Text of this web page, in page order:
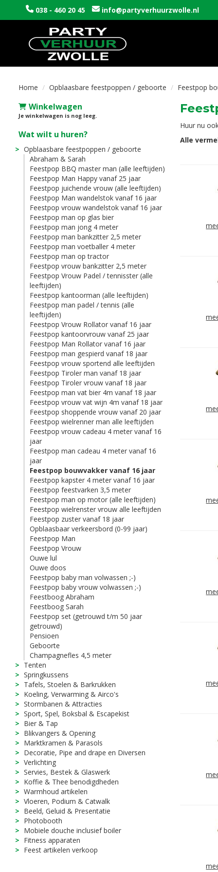
038 - 460 20 45 info@partyverhuurzwolle.nl
Home Opblaasbare feestpoppen / geboorte Feestpop
Winkelwagen
Je winkelwagen is nog leeg.
Wat wilt u huren?
Opblaasbare feestpoppen / geboorte
Abraham & Sarah
Feestpop BBQ master man (alle leeftijden)
Feestpop Man Happy vanaf 25 jaar
Feestpop juichende vrouw (alle leeftijden)
Feestpop Man wandelstok vanaf 16 jaar
Feestpop vrouw wandelstok vanaf 16 jaar
Feestpop man op glas bier
Feestpop man jong 4 meter
Feestpop man bankzitter 2,5 meter
Feestpop man voetballer 4 meter
Feestpop man op tractor
Feestpop vrouw bankzitter 2,5 meter
Feestpop Vrouw Padel / tennisster (alle
leeftijden)
Feestpop kantoorman (alle leeftijden)
Feestpop man padel / tennis (alle
leeftijden)
Feestpop Vrouw Rollator vanaf 16 jaar
Feestpop kantoorvrouw vanaf 25 jaar
Feestpop Man Rollator vanaf 16 jaar
Feestpop man gespierd vanaf 18 jaar
Feestpop vrouw sportend alle leeftijden
Feestpop Tiroler man vanaf 18 jaar
Feestpop Tiroler vrouw vanaf 18 jaar
Feestpop man vat bier 4m vanaf 18 jaar
Feestpop vrouw vat wijn 4m vanaf 18 jaar
Feestpop shoppende vrouw vanaf 20 jaar
Feestpop wielrenner man alle leeftijden
Feestpop vrouw cadeau 4 meter vanaf 16
jaar
Feestpop man cadeau 4 meter vanaf 16
jaar
Feestpop bouwvakker vanaf 16 jaar
Feestpop kapster 4 meter vanaf 16 jaar
Feestpop feestvarken 3,5 meter
Feestpop man op motor (alle leeftijden)
Feestpop wielrenster vrouw alle leeftijden
Feestpop zuster vanaf 18 jaar
Opblaasbaar verkeersbord (0-99 jaar)
Feestpop Man
Feestpop Vrouw
Ouwe lul
Ouwe doos
Feestpop baby man volwassen ;-)
Feestpop baby vrouw volwassen ;-)
Feestboog Abraham
Feestboog Sarah
Feestpop set (getrouwd t/m 50 jaar
getrouwd)
Pensioen
Geboorte
Champagnefles 4,5 meter
Tenten
Springkussens
Tafels, Stoelen & Barkrukken
Koeling, Verwarming & Airco's
Stormbanen & Attracties
Sport, Spel, Boksbal & Escapekist
Bier & Tap
Blikvangers & Opening
Marktkramen & Parasols
Decoratie, Pipe and drape en Diversen
Verlichting
Servies, Bestek & Glaswerk
Koffie & Thee benodigdheden
Warmhoud artikelen
Vloeren, Podium & Catwalk
Beeld, Geluid & Presentatie
Photobooth
Mobiele douche inclusief boiler
Fitness apparaten
Feest artikelen verkoop
Huur nu
Alle